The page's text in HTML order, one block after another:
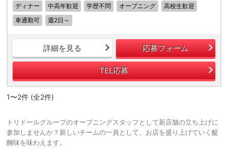
ディナー
中高年歓迎 学歴不問 オープニング
高校生歓迎
車通勤可
週2日～
詳細を見る 応募フォーム
TEL応募
1〜2件 (全2件)
トリドールグループのオープニングスタッフとして新店舗の立ち上げに
参加しませんか？新しいチームの一員として、お店を盛り上げていく醍
醐味を味わえます。